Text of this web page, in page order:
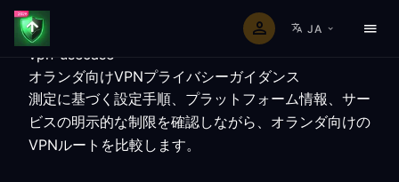
JA
vpn-usecase
オランダ向けVPNプライバシーガイダンス
測定に基づく設定手順、プラットフォーム情報、サー
ビスの明示的な制限を確認しながら、オランダ向けの
VPNルートを比較します。